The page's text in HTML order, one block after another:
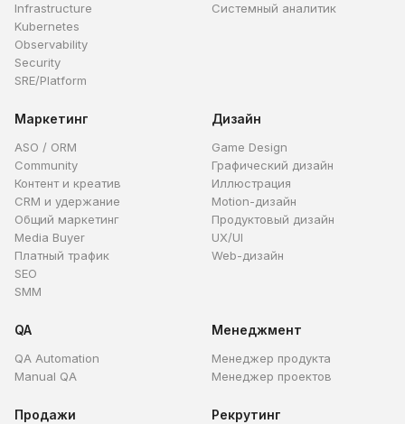
Infrastructure
Kubernetes
Observability
Security
SRE/Platform
Системный аналитик
Маркетинг
ASO / ORM
Community
Контент и креатив
CRM и удержание
Общий маркетинг
Media Buyer
Платный трафик
SEO
SMM
Дизайн
Game Design
Графический дизайн
Иллюстрация
Motion-дизайн
Продуктовый дизайн
UX/UI
Web-дизайн
QA
QA Automation
Manual QA
Менеджмент
Менеджер продукта
Менеджер проектов
Продажи Рекрутинг